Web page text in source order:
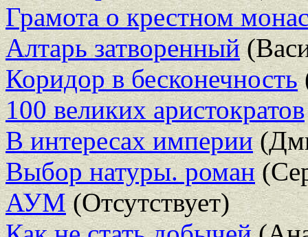
Грамота о крестном
Алтарь затворенный
Коридор в бесконечность
100 великих аристократов
В интересах империи
Выбор натуры. роман
АУМ(Отсутствует)